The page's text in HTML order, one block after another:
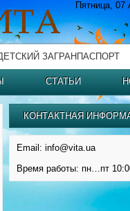
Пятница, 07
ЗАГРАНПАСПОРТ
СТАТЬИ
КОНТАКТНАЯ
Email: info@vita.ua
Время работы: пн…пт